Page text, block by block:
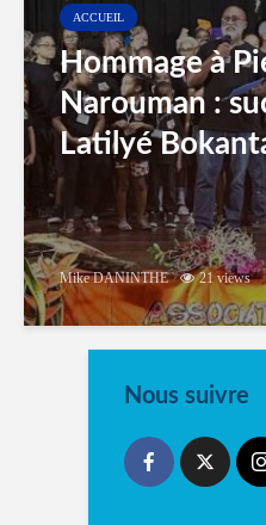
ACCUEIL
Hommage à
Narouman :
Latilyé
Mike DANINTHE 21 views
Nous suivre